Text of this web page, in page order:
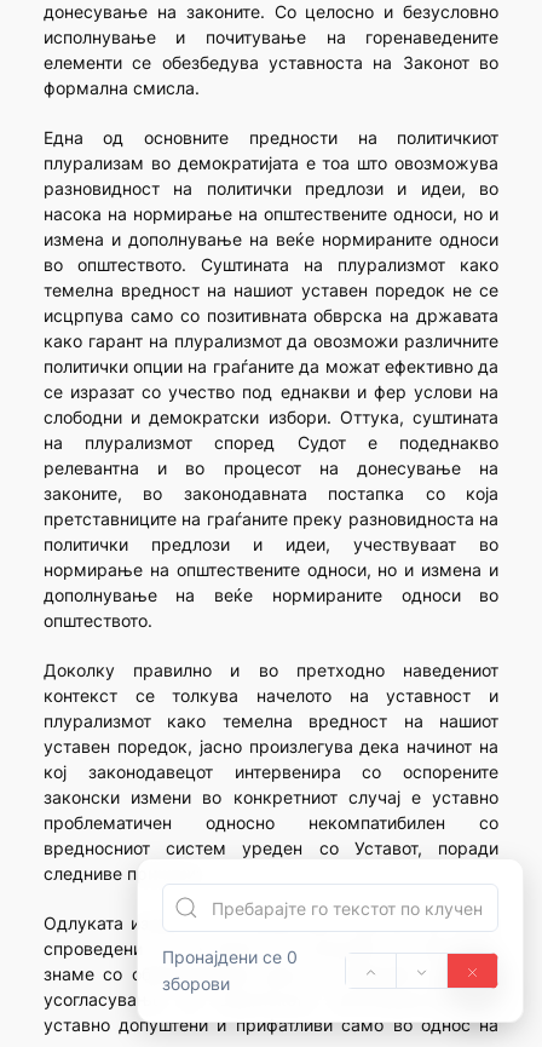
Пронајдени се 0
зборови
донесување на законите. Со целосно и безусловно
исполнување и почитување на горенаведените
елементи се обезбедува уставноста на Законот во
формална смисла.
Една од основните предности на политичкиот
плурализам во демократијата е тоа што овозможува
разновидност на политички предлози и идеи, во
насока на нормирање на општествените односи, но и
измена и дополнување на веќе нормираните односи
во општеството. Суштината на плурализмот како
темелна вредност на нашиот уставен поредок не се
исцрпува само со позитивната обврска на државата
како гарант на плурализмот да овозможи различните
политички опции на граѓаните да можат ефективно да
се изразат со учество под еднакви и фер услови на
слободни и демократски избори. Оттука, суштината
на плурализмот според Судот е подеднакво
релевантна и во процесот на донесување на
законите, во законодавната постапка со која
претставниците на граѓаните преку разновидноста на
политички предлози и идеи, учествуваат во
нормирање на општествените односи, но и измена и
дополнување на веќе нормираните односи во
општеството.
Доколку правилно и во претходно наведениот
контекст се толкува начелото на уставност и
плурализмот како темелна вредност на нашиот
уставен поредок, јасно произлегува дека начинот на
кој законодавецот интервенира со оспорените
законски измени во конкретниот случај е уставно
проблематичен односно некомпатибилен со
вредносниот систем уреден со Уставот, поради
следниве причини:
Одлуката измените во Кривичниот Законик да бидат
спроведени во постапка со употреба на европско
знаме со образложение дека со измените се врши
усогласување со европското законодавство, се
уставно допуштени и прифатливи само во однос на